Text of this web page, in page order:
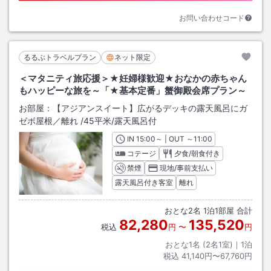
お問い合わせコード
るるぶトラベルプラン ネット限定
＜マタニティ旅応援＞★妊婦様歓迎★おなかの赤ちゃん
もハッピーな旅を～「★基本定番」蟹御殿会席プラン～
お部屋：
【アジアンスイート】広がるデッキの露天風呂にガ
ゼボ屋根／離れ /45平米/露天風呂付
INチェックイン
15:00 ～ | OUT チェックアウト
～11:00
コテージ
夕食/朝食付き
禁煙
現地/事前支払い
露天風呂付き客室
離れ
おとな2名 1泊1部屋 合計
税込 82,280円 〜 135,520円
おとな1名 (2名1室)｜ 1泊
税込 41,140円〜67,760円